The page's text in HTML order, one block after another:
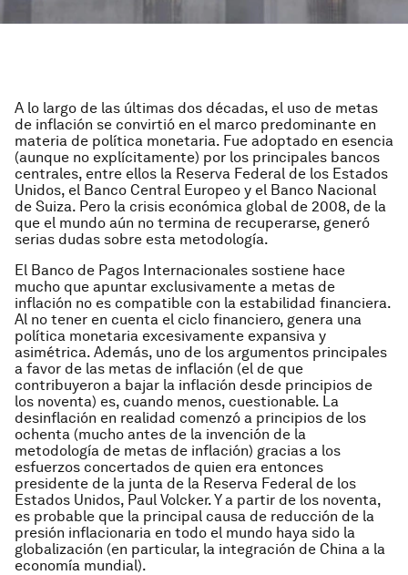
A lo largo de las últimas dos décadas, el uso de metas
de inflación se convirtió en el marco predominante en
materia de política monetaria. Fue adoptado en esencia
(aunque no explícitamente) por los principales bancos
centrales, entre ellos la Reserva Federal de los Estados
Unidos, el Banco Central Europeo y el Banco Nacional
de Suiza. Pero la crisis económica global de 2008, de la
que el mundo aún no termina de recuperarse, generó
serias dudas sobre esta metodología.
El Banco de Pagos Internacionales sostiene hace
mucho que apuntar exclusivamente a metas de
inflación no es compatible con la estabilidad financiera.
Al no tener en cuenta el ciclo financiero, genera una
política monetaria excesivamente expansiva y
asimétrica. Además, uno de los argumentos principales
a favor de las metas de inflación (el de que
contribuyeron a bajar la inflación desde principios de
los noventa) es, cuando menos, cuestionable. La
desinflación en realidad comenzó a principios de los
ochenta (mucho antes de la invención de la
metodología de metas de inflación) gracias a los
esfuerzos concertados de quien era entonces
presidente de la junta de la Reserva Federal de los
Estados Unidos, Paul Volcker. Y a partir de los noventa,
es probable que la principal causa de reducción de la
presión inflacionaria en todo el mundo haya sido la
globalización (en particular, la integración de China a la
economía mundial).